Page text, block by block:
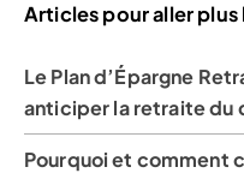
Articles pour aller plus
Le Plan d’Épargne
anticiper la retraite du
Pourquoi et comment